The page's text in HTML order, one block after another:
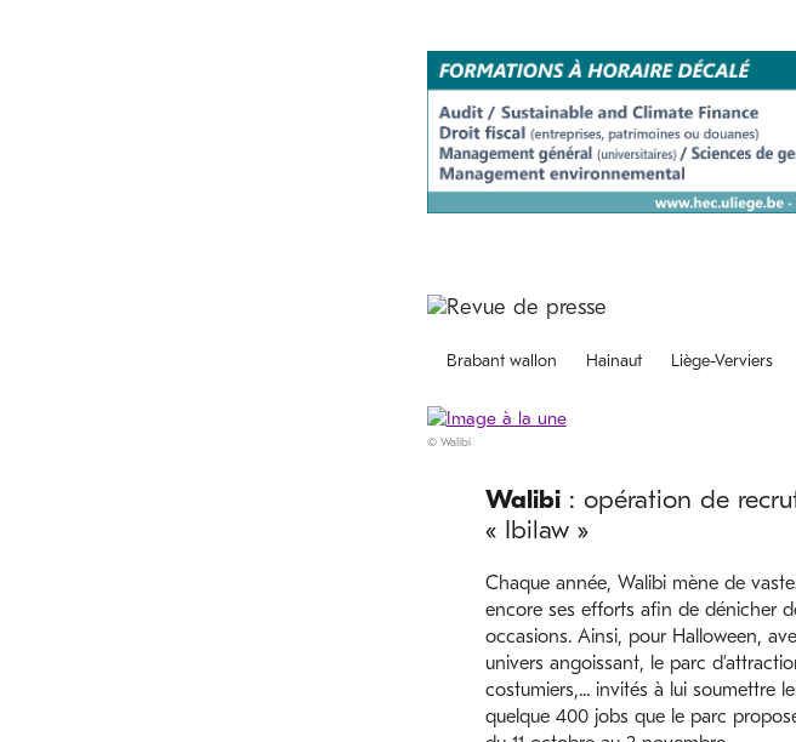
Brabant wallon Hainaut Liège-Verviers
© Walibi
Walibi: opération de
« Ibilaw »
Chaque année, Walibi mène de
encore ses efforts afin de dénicher
occasions. Ainsi, pour Halloween,
univers angoissant, le parc
costumiers,... invités à lui soumettre
quelque 400 jobs que le parc